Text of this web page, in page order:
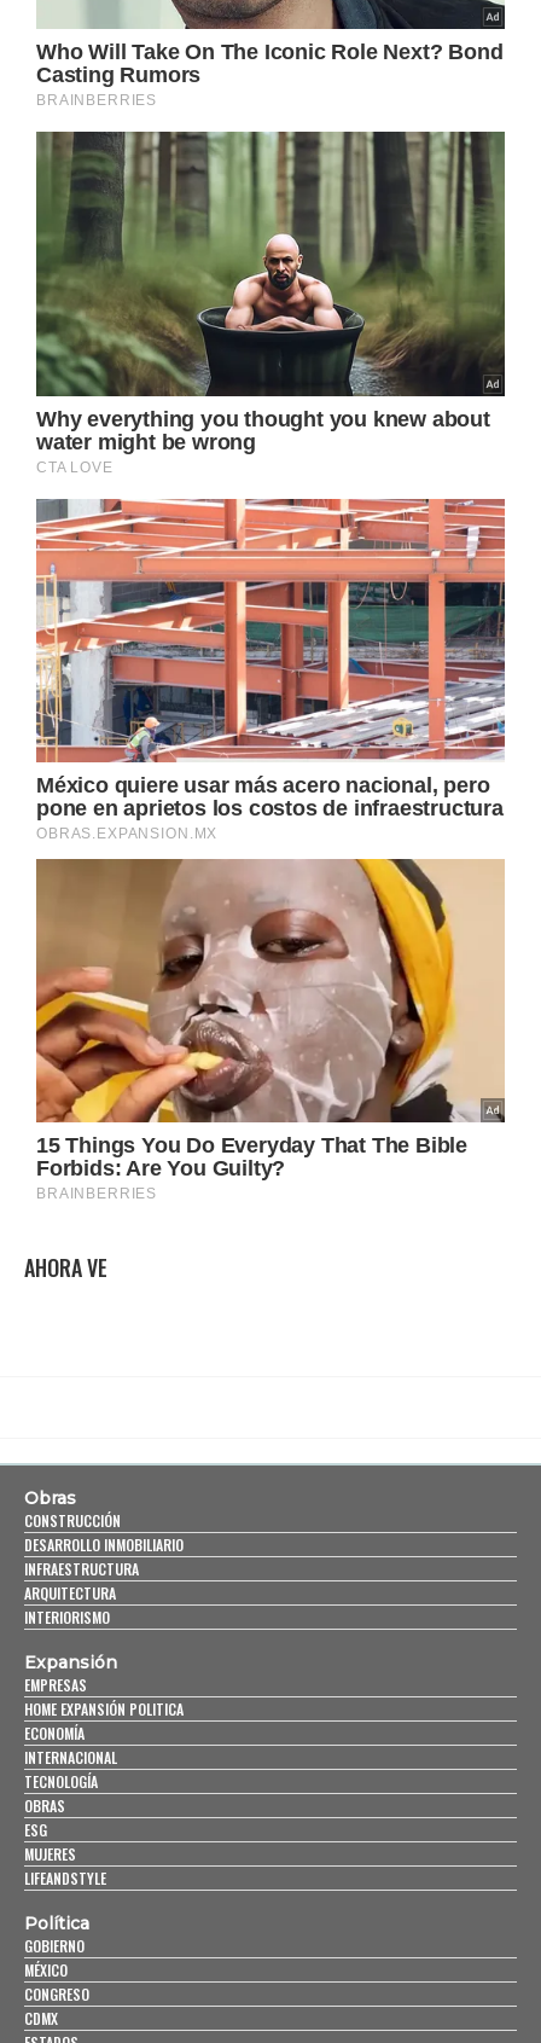
AHORA VE
Obras
CONSTRUCCIÓN
DESARROLLO INMOBILIARIO
INFRAESTRUCTURA
ARQUITECTURA
INTERIORISMO
Expansión
EMPRESAS
HOME EXPANSIÓN POLITICA
ECONOMÍA
INTERNACIONAL
TECNOLOGÍA
OBRAS
ESG
MUJERES
LIFEANDSTYLE
Política
GOBIERNO
MÉXICO
CONGRESO
CDMX